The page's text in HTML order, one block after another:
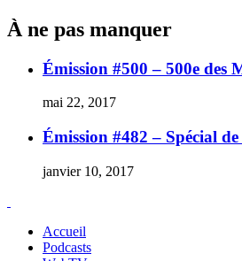
À ne pas manquer
Émission #500 – 500e des
mai 22, 2017
Émission #482 – Spécial
janvier 10, 2017
Accueil
Podcasts